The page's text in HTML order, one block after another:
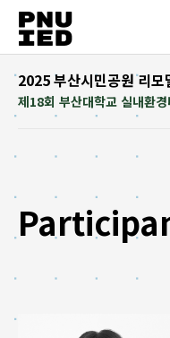
2025 부산시민공원 리모
제18회 부산대학교 실내환